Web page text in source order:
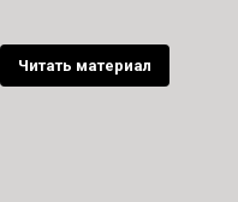
Читать материал